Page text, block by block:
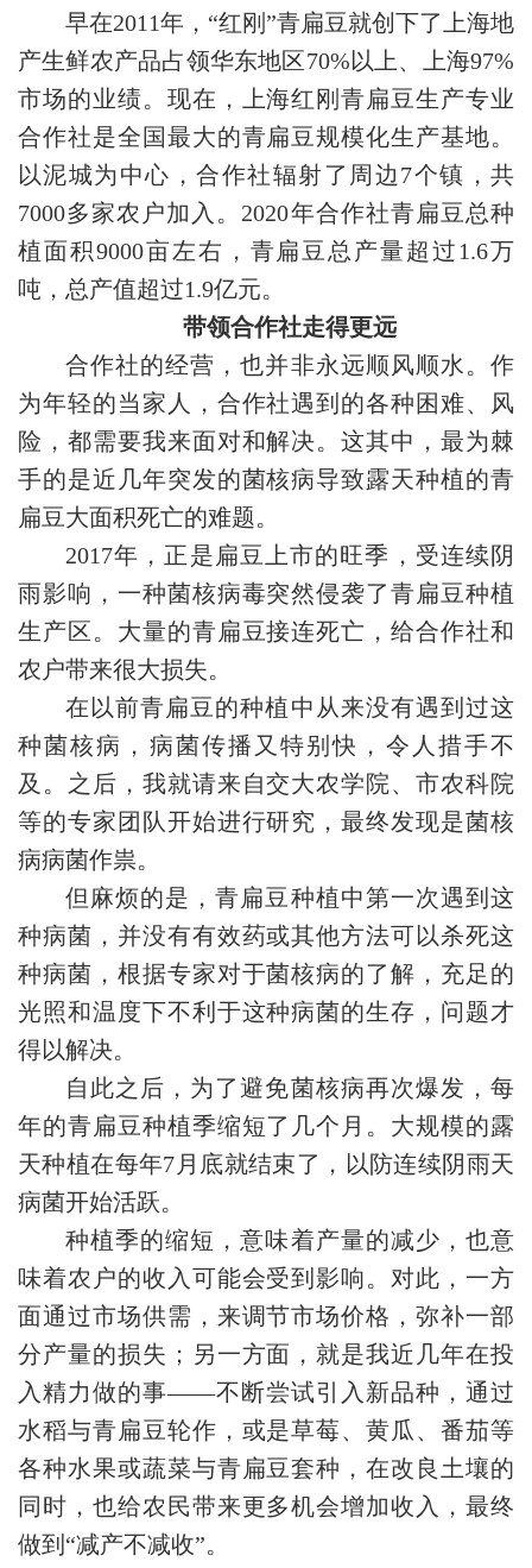
早在2011年，“红刚”青扁豆就创下了上海地
产生鲜农产品占领华东地区70%以上、上海97%
市场的业绩。现在，上海红刚青扁豆生产专业
合作社是全国最大的青扁豆规模化生产基地。
以泥城为中心，合作社辐射了周边7个镇，共
7000多家农户加入。2020年合作社青扁豆总种
植面积9000亩左右，青扁豆总产量超过1.6万
吨，总产值超过1.9亿元。
带领合作社走得更远
合作社的经营，也并非永远顺风顺水。作
为年轻的当家人，合作社遇到的各种困难、风
险，都需要我来面对和解决。这其中，最为棘
手的是近几年突发的菌核病导致露天种植的青
扁豆大面积死亡的难题。
2017年，正是扁豆上市的旺季，受连续阴
雨影响，一种菌核病毒突然侵袭了青扁豆种植
生产区。大量的青扁豆接连死亡，给合作社和
农户带来很大损失。
在以前青扁豆的种植中从来没有遇到过这
种菌核病，病菌传播又特别快，令人措手不
及。之后，我就请来自交大农学院、市农科院
等的专家团队开始进行研究，最终发现是菌核
病病菌作祟。
但麻烦的是，青扁豆种植中第一次遇到这
种病菌，并没有有效药或其他方法可以杀死这
种病菌，根据专家对于菌核病的了解，充足的
光照和温度下不利于这种病菌的生存，问题才
得以解决。
自此之后，为了避免菌核病再次爆发，每
年的青扁豆种植季缩短了几个月。大规模的露
天种植在每年7月底就结束了，以防连续阴雨天
病菌开始活跃。
种植季的缩短，意味着产量的减少，也意
味着农户的收入可能会受到影响。对此，一方
面通过市场供需，来调节市场价格，弥补一部
分产量的损失；另一方面，就是我近几年在投
入精力做的事——不断尝试引入新品种，通过
水稻与青扁豆轮作，或是草莓、黄瓜、番茄等
各种水果或蔬菜与青扁豆套种，在改良土壤的
同时，也给农民带来更多机会增加收入，最终
做到“减产不减收”。